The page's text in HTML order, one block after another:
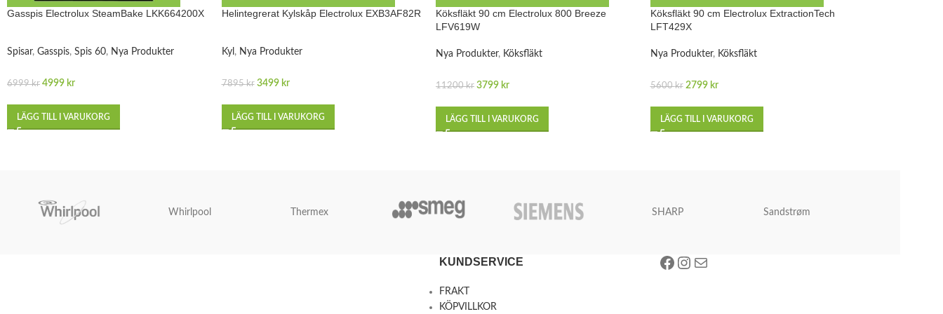
Gasspis Electrolux SteamBake LKK664200X
Spisar, Gasspis, Spis 60, Nya Produkter
6999kr 4999 kr
LÄGG TILL I VARUKORG
Helintegrerat Kylskåp Electrolux EXB3AF82R
Kyl , Nya Produkter
7895kr 3499 kr
LÄGG TILL I VARUKORG
Köksfläkt 90 cm Electrolux 800 Breeze
LFV619W
Nya Produkter, Köksfläkt
11200kr 3799 kr
LÄGG TILL I VARUKORG
Köksfläkt 90 cm Electrolux ExtractionTech
LFT429X
Nya Produkter, Köksfläkt
5600kr 2799 kr
LÄGG TILL I VARUKORG
Whirlpool Thermex SHARP Sandstrøm
KUNDSERVICE
FRAKT
KÖPVILLKOR